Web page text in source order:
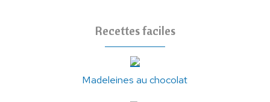
Recettes faciles
Madeleines au chocolat